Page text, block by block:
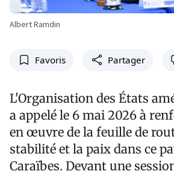
Albert Ramdin
Favoris Partager
L'Organisation des États
a appelé le 6 mai 2026 à
en œuvre de la feuille de
stabilité et la paix dans ce
Caraïbes. Devant une